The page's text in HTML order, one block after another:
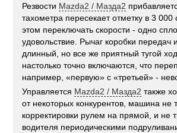
Резвости Mazda2 / Мазда2
тахометра пересекает отметку в 3
этом переключать скорости - одно
удовольствие. Рычаг коробки передач
длинный, но все же приятный тугой
настолько точно включаются, что
например, «первую» с «третьей» -
Управляется Mazda2 / Мазда2 также
от некоторых конкурентов, машина не
корректировки рулем на прямой, и не
водителя периодическими